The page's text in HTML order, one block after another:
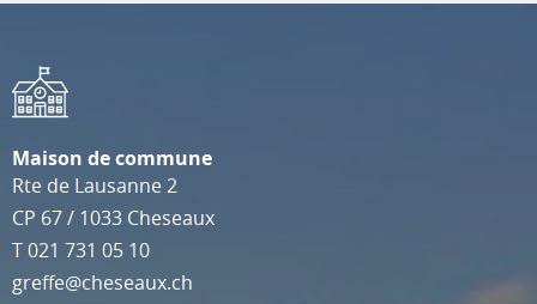
Maison de commune
Rte de Lausanne 2
CP 67/ 1033 Cheseaux
T021 731 05 10
greffe@cheseaux.ch